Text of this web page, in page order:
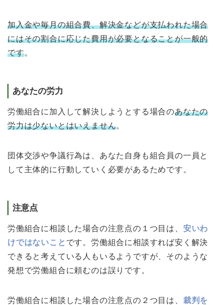
加入金や毎月の組合費、解決金などが支払われた場合
にはその割合に応じた費用が必要となることが一般的
です。
あなたの労力
労働組合に加入して解決しようとする場合のあなたの
労力は少ないとはいえません。
団体交渉や争議行為は、あなた自身も組合員の一員と
して主体的に行動していく必要があるためです。
注意点
労働組合に相談した場合の注意点の１つ目は、 安いわ
けではないこと です。労働組合に相談すれば安く解決
できると考えている人もいるようですが、そのような
発想で労働組合に頼むのは誤りです。
労働組合に相談した場合の注意点の２つ目は、 裁判を